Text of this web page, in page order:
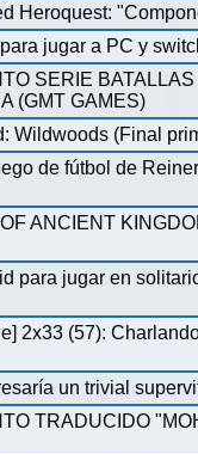
Heroquest:
jugar a PC y
SERIE
(GMT GAMES)
Wildwoods (Final
de fútbol de
ANCIENT
para jugar en
2x33 (57):
un trivial
TRADUCIDO